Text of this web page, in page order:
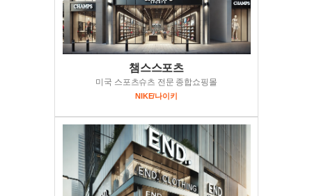
챔스스포츠
미국 스포츠슈츠 전문 종합쇼핑몰
NIKE/나이키